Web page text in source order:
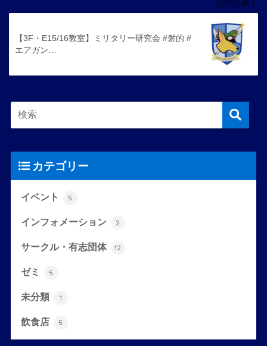
次の記事
【3F・E15/16教室】ミリタリー研究会 #射的 #
エアガン…
カテゴリー
イベント 5
インフォメーション 2
サークル・有志団体 12
ゼミ 5
未分類 1
飲食店 5